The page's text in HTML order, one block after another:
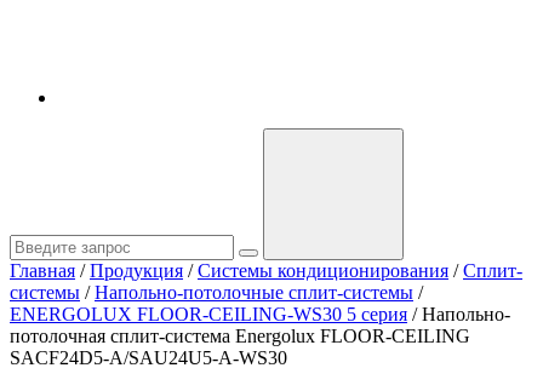
Главная / Продукция / Системы кондиционирования / Сплит-
системы / Напольно-потолочные сплит-системы /
ENERGOLUX FLOOR-CEILING-WS30 5 серия /Напольно-
потолочная сплит-система Energolux FLOOR-CEILING
SACF24D5-A/SAU24U5-A-WS30